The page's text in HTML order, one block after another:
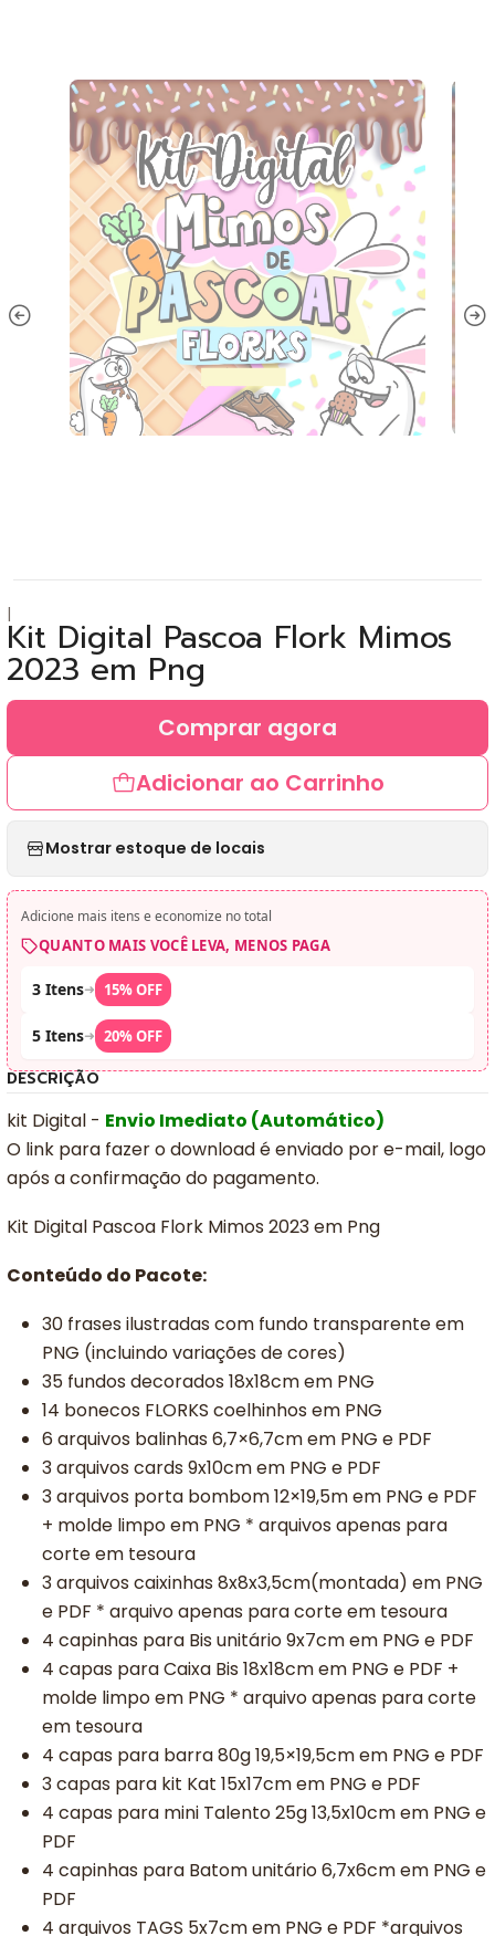
|Kit Digital Pascoa Flork Mimos
2023 em Png
Adicionar ao Carrinho
Comprar agora
Mostrar estoque de locais
Adicione mais itens e economize no total
QUANTO MAIS VOCÊ LEVA, MENOS PAGA
3 Itens➜ 15% OFF
5 Itens➜ 20% OFF
DESCRIÇÃO
kit Digital - Envio Imediato (Automático)
O link para fazer o download é enviado por e-mail, logo
após a confirmação do pagamento.
Kit Digital Pascoa Flork Mimos 2023 em Png
Conteúdo do Pacote:
30 frases ilustradas com fundo transparente em
PNG (incluindo variações de cores)
35 fundos decorados 18x18cm em PNG
14 bonecos FLORKS coelhinhos em PNG
6 arquivos balinhas 6,7×6,7cm em PNG e PDF
3 arquivos cards 9x10cm em PNG e PDF
3 arquivos porta bombom 12×19,5m em PNG e PDF
+ molde limpo em PNG * arquivos apenas para
corte em tesoura
3 arquivos caixinhas 8x8x3,5cm(montada) em PNG
e PDF * arquivo apenas para corte em tesoura
4 capinhas para Bis unitário 9x7cm em PNG e PDF
4 capas para Caixa Bis 18x18cm em PNG e PDF +
molde limpo em PNG * arquivo apenas para corte
em tesoura
4 capas para barra 80g 19,5×19,5cm em PNG e PDF
3 capas para kit Kat 15x17cm em PNG e PDF
4 capas para mini Talento 25g 13,5x10cm em PNG e
PDF
4 capinhas para Batom unitário 6,7x6cm em PNG e
PDF
4 arquivos TAGS 5x7cm em PNG e PDF *arquivos